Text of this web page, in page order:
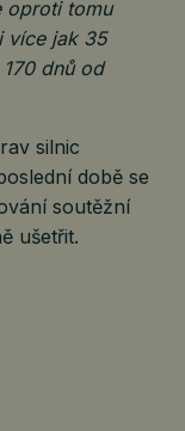
oproti tomu
více jak 35
dnů od
silnic
době se
soutěžní
ušetřit.